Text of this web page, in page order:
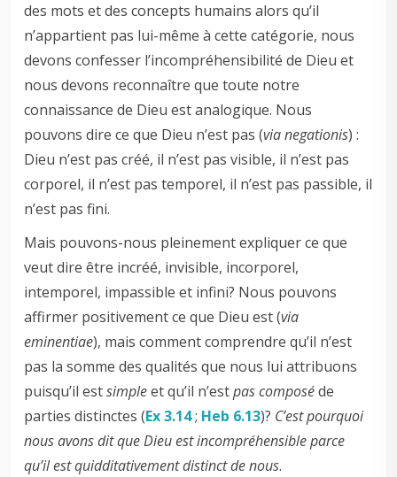
des mots et des concepts humains alors qu’il
n’appartient pas lui-même à cette catégorie, nous
devons confesser l’incompréhensibilité de Dieu et
nous devons reconnaître que toute notre
connaissance de Dieu est analogique. Nous
pouvons dire ce que Dieu n’est pas (via negationis) :
Dieu n’est pas créé, il n’est pas visible, il n’est pas
corporel, il n’est pas temporel, il n’est pas passible, il
n’est pas fini.
Mais pouvons-nous pleinement expliquer ce que
veut dire être incréé, invisible, incorporel,
intemporel, impassible et infini? Nous pouvons
affirmer positivement ce que Dieu est (via
eminentiae), mais comment comprendre qu’il n’est
pas la somme des qualités que nous lui attribuons
puisqu’il estsimpleet qu’il n’estpas composéde
parties distinctes (Ex 3.14; Heb 6.13)? C’est pourquoi
nous avons dit que Dieu est incompréhensible parce
qu’il est quidditativement distinct de nous.